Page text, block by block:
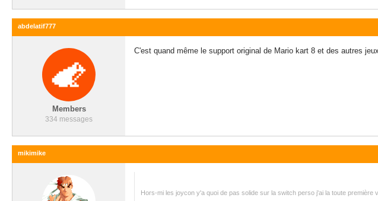
abdelatif777
Members
334 messages
C'est quand même le support original de Mario kart 8 et des autres
mikimike
Hors-mi les joycon y'a quoi de pas solide sur la switch perso j'ai la toute première